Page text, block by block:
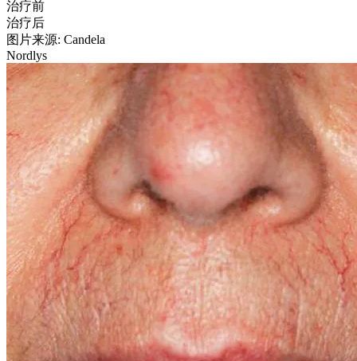
治疗前
治疗后
图片来源: Candela
Nordlys